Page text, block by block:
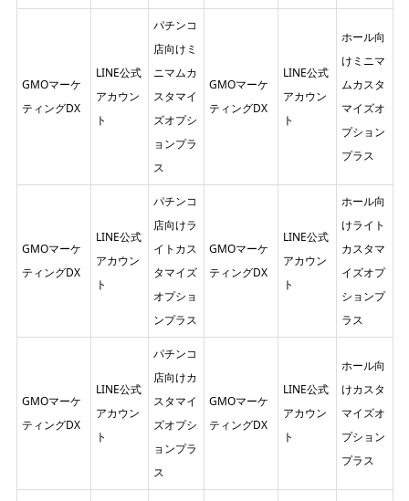
GMOマーケ
ティングDX
LINE公式
アカウン
ト
パチンコ
店向けミ
ニマムカ
スタマイ
ズオプシ
ョンプラ
ス
GMOマーケ
ティングDX
LINE公式
アカウン
ト
ホール向
けミニマ
ムカスタ
マイズオ
プション
プラス
GMOマーケ
ティングDX
LINE公式
アカウン
ト
パチンコ
店向けラ
イトカス
タマイズ
オプショ
ンプラス
GMOマーケ
ティングDX
LINE公式
アカウン
ト
ホール向
けライト
カスタマ
イズオプ
ションプ
ラス
GMOマーケ
ティングDX
LINE公式
アカウン
ト
パチンコ
店向けカ
スタマイ
ズオプシ
ョンプラ
ス
GMOマーケ
ティングDX
LINE公式
アカウン
ト
ホール向
けカスタ
マイズオ
プション
プラス